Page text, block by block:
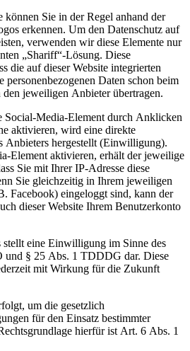
Sie in der Regel anhand der
erkennen. Um den Datenschutz auf
verwenden wir diese Elemente nur
„Shariff“-Lösung. Diese
die auf dieser Website integrierten
personenbezogenen Daten schon beim
den jeweiligen Anbieter übertragen.
Social-Media-Element durch Anklicken
aktivieren, wird eine direkte
Anbieters hergestellt (Einwilligung).
Element aktivieren, erhält der jeweilige
Sie mit Ihrer IP-Adresse diese
Sie gleichzeitig in Ihrem jeweiligen
Facebook) eingeloggt sind, kann der
dieser Website Ihrem Benutzerkonto
eine Einwilligung im Sinne des
§ 25 Abs. 1 TDDDG dar. Diese
mit Wirkung für die Zukunft
um die gesetzlich
für den Einsatz bestimmter
hierfür ist Art. 6 Abs. 1